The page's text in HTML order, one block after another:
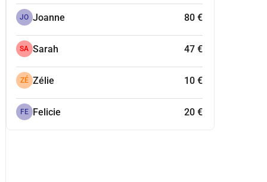
JO Joanne 80 €
SA Sarah 47 €
ZÉ Zélie 10 €
FE Felicie 20 €